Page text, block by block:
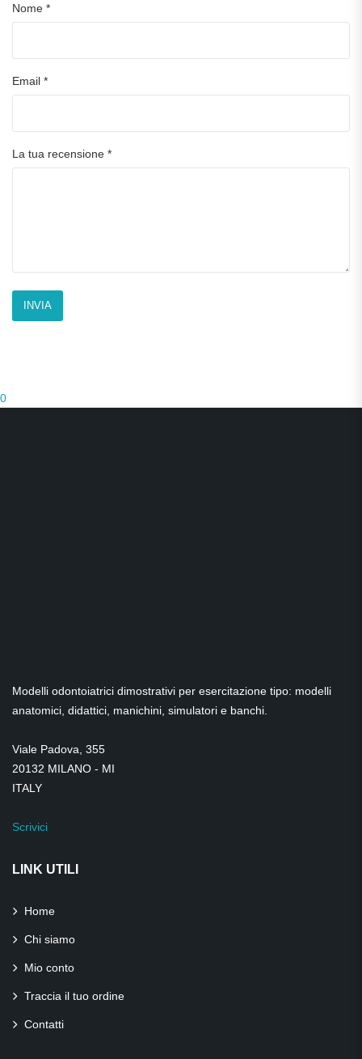
Nome *
Email *
La tua recensione *
0
Modelli odontoiatrici dimostrativi per esercitazione tipo: modelli
anatomici, didattici, manichini, simulatori e banchi.
Viale Padova, 355
20132 MILANO - MI
ITALY
Scrivici
LINK UTILI
Home
Chi siamo
Mio conto
Traccia il tuo ordine
Contatti